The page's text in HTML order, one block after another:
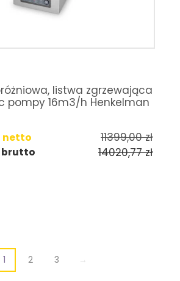
listwa zgrzewająca
pompy 16m3/h Henkelman
netto 11399,00zł
brutto 14020,77zł
1 2 3 →